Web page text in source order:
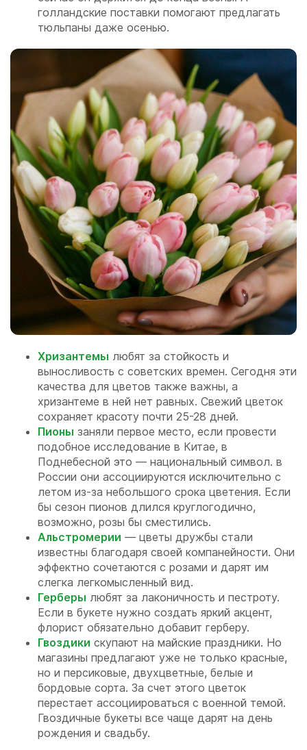
голландские поставки помогают предлагать
тюльпаны даже осенью.
Хризантемы любят за стойкость и
выносливость с советских времен. Сегодня эти
качества для цветов также важны, а
хризантеме в ней нет равных. Свежий цветок
сохраняет красоту почти 25-28 дней.
Пионы заняли первое место, если провести
подобное исследование в Китае, в
Поднебесной это — национальный символ. в
России они ассоциируются исключительно с
летом из-за небольшого срока цветения. Если
бы сезон пионов длился круглогодично,
возможно, розы бы сместились.
Альстромерии — цветы дружбы стали
известны благодаря своей компанейности. Они
эффектно сочетаются с розами и дарят им
слегка легкомысленный вид.
Герберы любят за лаконичность и пестроту.
Если в букете нужно создать яркий акцент,
флорист обязательно добавит герберу.
Гвоздики скупают на майские праздники. Но
магазины предлагают уже не только красные,
но и персиковые, двухцветные, белые и
бордовые сорта. За счет этого цветок
перестает ассоциироваться с военной темой.
Гвоздичные букеты все чаще дарят на день
рождения и свадьбу.